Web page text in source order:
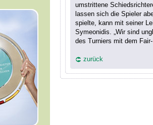
umstrittene
lassen sich die Spieler
spielte, kann mit seiner
Symeonidis. „Wir sind
des Turniers mit dem
zurück